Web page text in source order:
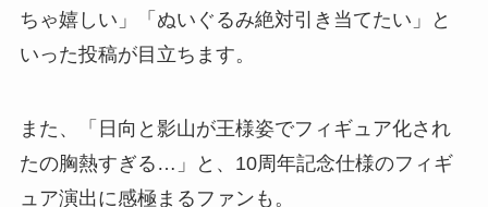
ちゃ嬉しい」「ぬいぐるみ絶対引き当てたい」と
いった投稿が目立ちます。
また、「日向と影山が王様姿でフィギュア化され
たの胸熱すぎる…」と、10周年記念仕様のフィギ
ュア演出に感極まるファンも。